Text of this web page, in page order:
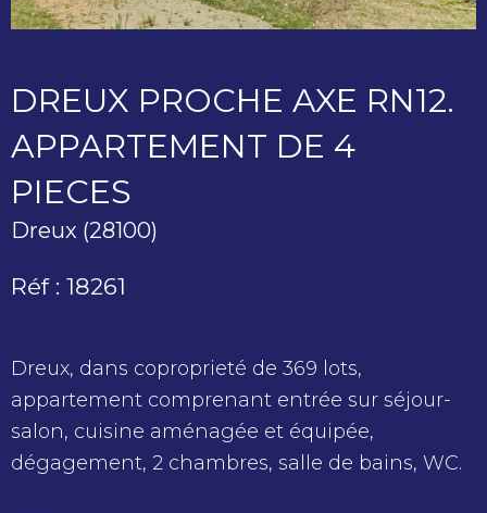
DREUX PROCHE AXE RN12.
APPARTEMENT DE 4
PIECES
Dreux (28100)
Réf : 18261
Dreux, dans coproprieté de 369 lots,
appartement comprenant entrée sur séjour-
salon, cuisine aménagée et équipée,
dégagement, 2 chambres, salle de bains, WC.